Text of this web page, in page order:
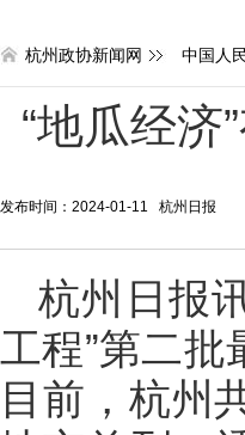
杭州政协新闻网 中国人
“地瓜经济
发布时间：2024-01-11 杭州日报
杭州日报
工程”第二
目前，杭州